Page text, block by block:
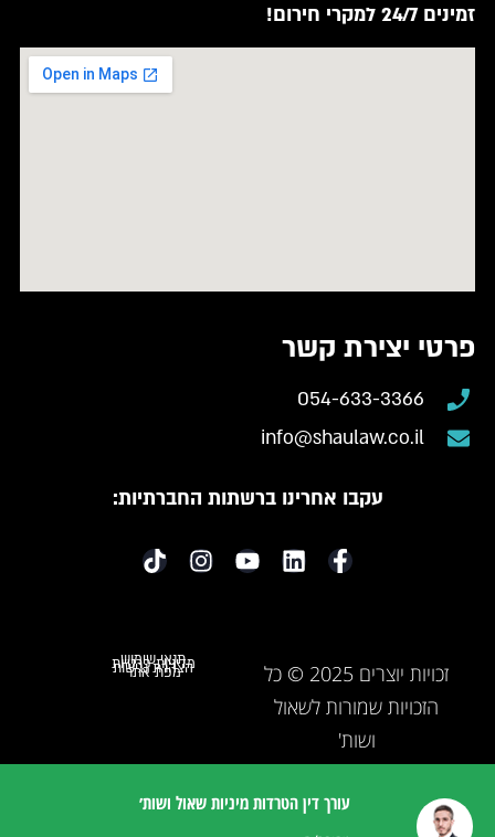
זמינים 24/7 למקרי חירום!
פרטי יצירת קשר
054-633-3366
info@shaulaw.co.il
עקבו אחרינו ברשתות החברתיות:
זכויות יוצרים 2025 © כל
הזכויות שמורות לשאול
ושות'
תנאי שימוש
מדיניות פרטיות
הצהרת נגישות
מפת אתר
עורך דין הטרדות מיניות שאול ושות׳